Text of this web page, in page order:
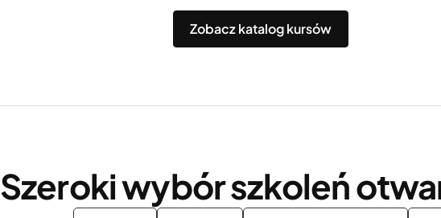
Zobacz katalog kursów
Szeroki wybór szkoleń